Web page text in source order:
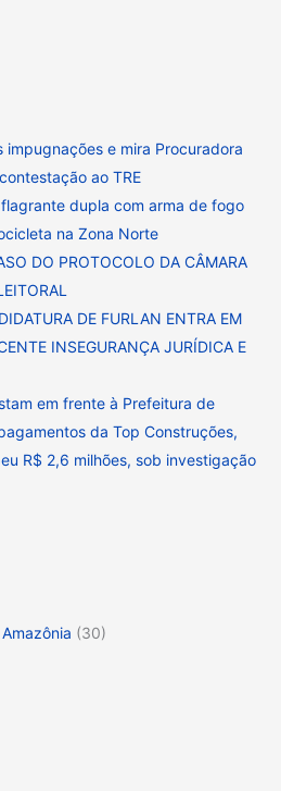
impugnações e mira Procuradora
ao TRE
dupla com arma de fogo
na Zona Norte
DO PROTOCOLO DA CÂMARA
DE FURLAN ENTRA EM
INSEGURANÇA JURÍDICA E
em frente à Prefeitura de
da Top Construções,
R$ 2,6 milhões, sob investigação
(30)